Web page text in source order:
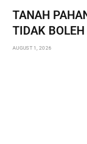
TANAH
TIDAK BOLEH
AUGUST 1, 2026